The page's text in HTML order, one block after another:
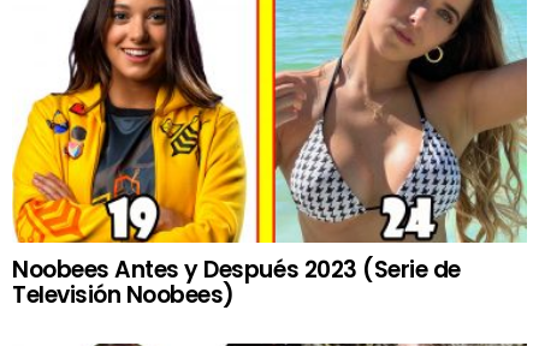
Noobees Antes y Después 2023 (Serie de
Televisión Noobees)